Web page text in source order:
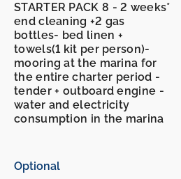
STARTER PACK 8 - 2 weeks*
end cleaning +2 gas
bottles- bed linen +
towels(1 kit per person)-
mooring at the marina for
the entire charter period -
tender + outboard engine -
water and electricity
consumption in the marina
Optional